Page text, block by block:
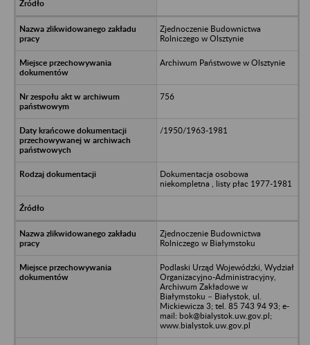
Zjednoczenie Budownictwa
Rolniczego w Olsztynie
Archiwum Państwowe w Olsztynie
756
/1950/1963-1981
Dokumentacja osobowa
niekompletna , listy płac 1977-1981
Zjednoczenie Budownictwa
Rolniczego w Białymstoku
Podlaski Urząd Wojewódzki, Wydział
Organizacyjno-Administracyjny,
Archiwum Zakładowe w
Białymstoku – Białystok, ul.
Mickiewicza 3; tel. 85 743 94 93; e-
mail: bok@bialystok.uw.gov.pl;
www.bialystok.uw.gov.pl